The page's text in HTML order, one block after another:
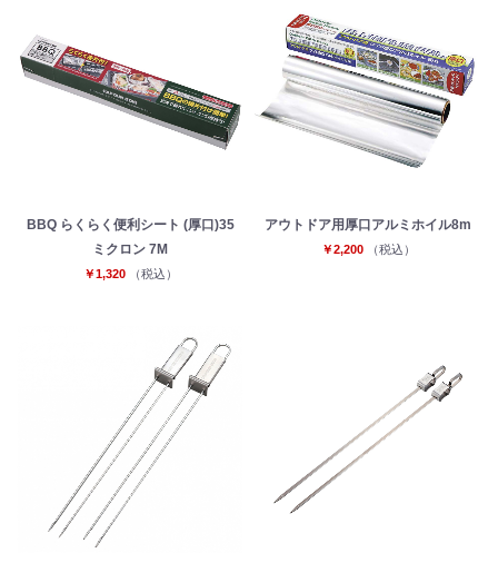
BBQ らくらく便利シート (厚口)35
ミクロン 7M
￥1,320 （税込）
アウトドア用厚口アルミホイル8m
￥2,200 （税込）